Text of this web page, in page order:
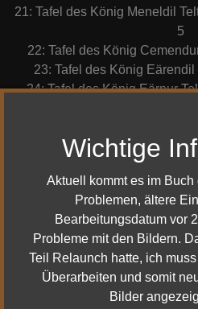
21: Tafel des König Meneldil
5
22: Tafel des König
23: Tafel des König
24: Tafel des König Eärnur
oben
26: Tafel des König
ganz
27: Tafel des König Eldacar
ganz
28: Tafel des König Tarondor
ganz
29: Tafel des König
- ganz
Wichtige
Aktuell kommt es im Buch
Problemen, ältere
Bearbeitungsdatum vor
Probleme mit den Bildern.
Teil Relaunch hatte, ich
Überarbeiten und somit
Bilder